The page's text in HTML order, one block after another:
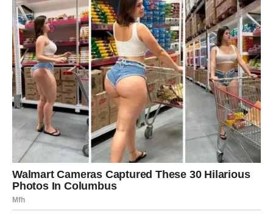
LAV – Test ega i prilika za rast
Lav ulazi u period u kojem mora balansirati između
ponosa i realnosti. Neko može dovesti u pitanje vašu
odluku, ali to je prilika da pokažete zrelost.
U ljubavi dolazi trenutak jasnoće. Ako ste slobodni,
moguće je poznanstvo koje vas inspiriše.
Finansijski, dolazi prilika koja zahteva hrabrost, ali i
promišljenost.